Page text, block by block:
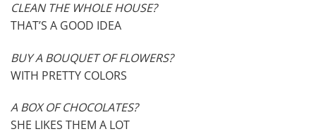
CLEAN THE WHOLE HOUSE?
THAT’S A GOOD IDEA
BUY A BOUQUET OF FLOWERS?
WITH PRETTY COLORS
A BOX OF CHOCOLATES?
SHE LIKES THEM A LOT